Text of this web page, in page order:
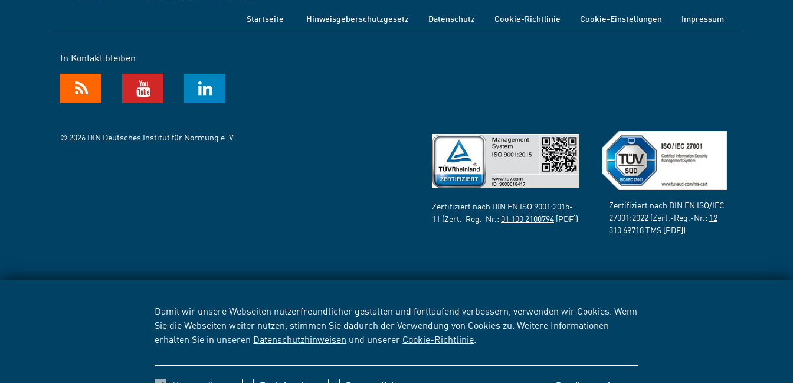
Damit wir unsere Webseiten nutzerfreundlicher gestalten und fortlaufend verbessern, verwenden wir Cookies. Wenn
Sie die Webseiten weiter nutzen, stimmen Sie dadurch der Verwendung von Cookies zu. Weitere Informationen
erhalten Sie in unseren Datenschutzhinweisen und unserer Cookie-Richtlinie
Startseite Hinweisgeberschutzgesetz Datenschutz Cookie-Richtlinie Cookie-Einstellungen Impressum
In Kontakt bleiben
© 2026 DIN Deutsches Institut für Normung e. V.
Zertifiziert nach DIN EN ISO 9001:2015-
11 (Zert.-Reg.-Nr.: 01 100 2100794 [PDF])
Zertifiziert nach DIN EN ISO/IEC
27001:2022 (Zert.-Reg.-Nr.: 12
310 69718 TMS [PDF])